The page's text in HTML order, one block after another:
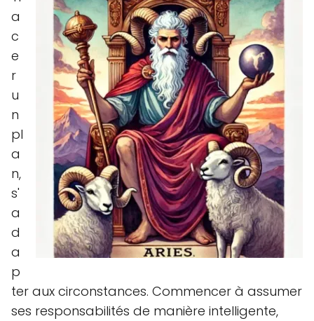
a
c
e
r
u
n
pl
a
n,
s'
a
d
a
p
ter aux circonstances. Commencer à assumer
ses responsabilités de manière intelligente,